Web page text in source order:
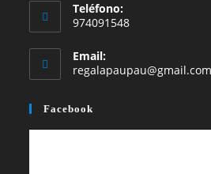
pestañapestaña
Teléfono:
974091548
Email:
regalapaupau@gmail.com
Facebook